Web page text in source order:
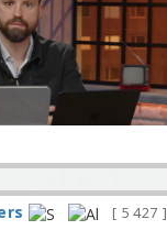
5 427